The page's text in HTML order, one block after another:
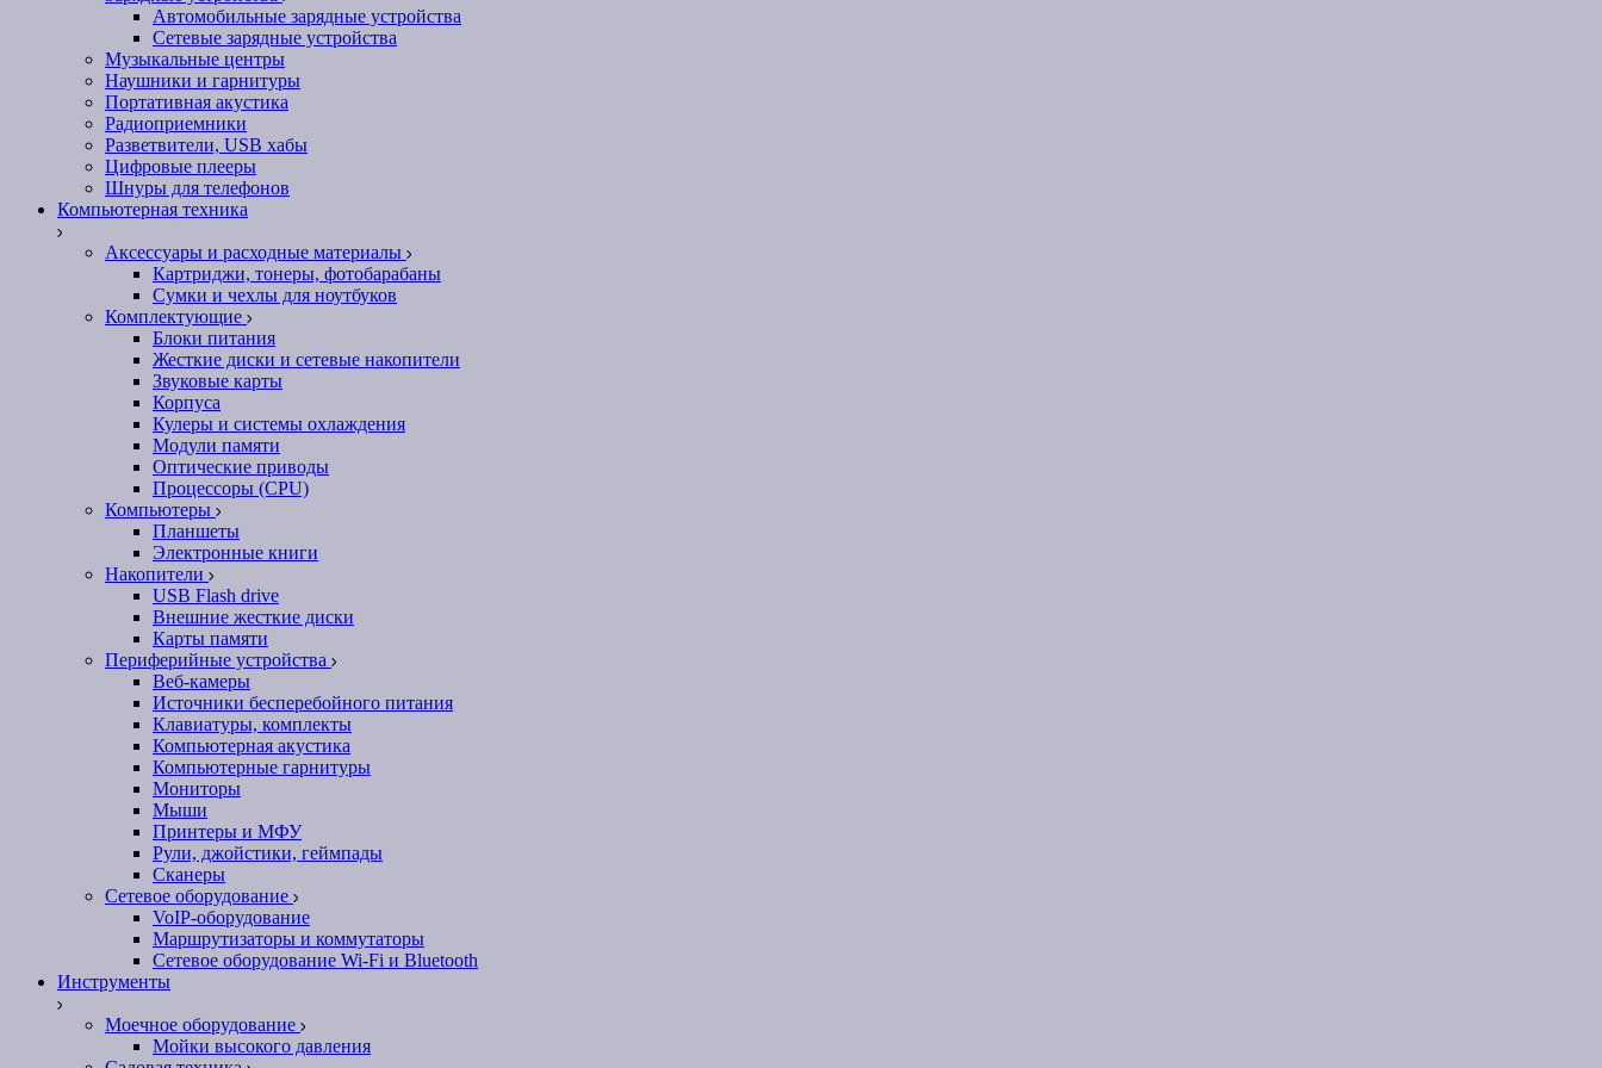
Автомобильные зарядные устройства
Сетевые зарядные устройства
Музыкальные центры
Наушники и гарнитуры
Портативная акустика
Радиоприемники
Разветвители, USB хабы
Цифровые плееры
Шнуры для телефонов
Компьютерная техника
Аксессуары и расходные материалы
Картриджи, тонеры, фотобарабаны
Сумки и чехлы для ноутбуков
Комплектующие
Блоки питания
Жесткие диски и сетевые накопители
Звуковые карты
Корпуса
Кулеры и системы охлаждения
Модули памяти
Оптические приводы
Процессоры (CPU)
Компьютеры
Планшеты
Электронные книги
Накопители
USB Flash drive
Внешние жесткие диски
Карты памяти
Периферийные устройства
Веб-камеры
Источники бесперебойного питания
Клавиатуры, комплекты
Компьютерная акустика
Компьютерные гарнитуры
Мониторы
Мыши
Принтеры и МФУ
Рули, джойстики, геймпады
Сканеры
Сетевое оборудование
VoIP-оборудование
Маршрутизаторы и коммутаторы
Сетевое оборудование Wi-Fi и Bluetooth
Инструменты
Моечное оборудование
Мойки высокого давления